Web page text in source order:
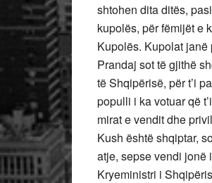
shtohen dita ditës,
kupolës, për fëmijët e
Kupolës. Kupolat
Prandaj sot të gjithë
të Shqipërisë, për t’i
populli i ka votuar që
mirat e vendit dhe
Kush është shqiptar,
atje, sepse vendi jonë
Kryeministri i